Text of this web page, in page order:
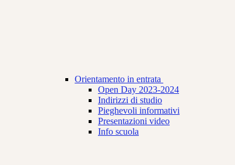
Orientamento in entrata
Open Day 2023-2024
Indirizzi di studio
Pieghevoli informativi
Presentazioni video
Info scuola